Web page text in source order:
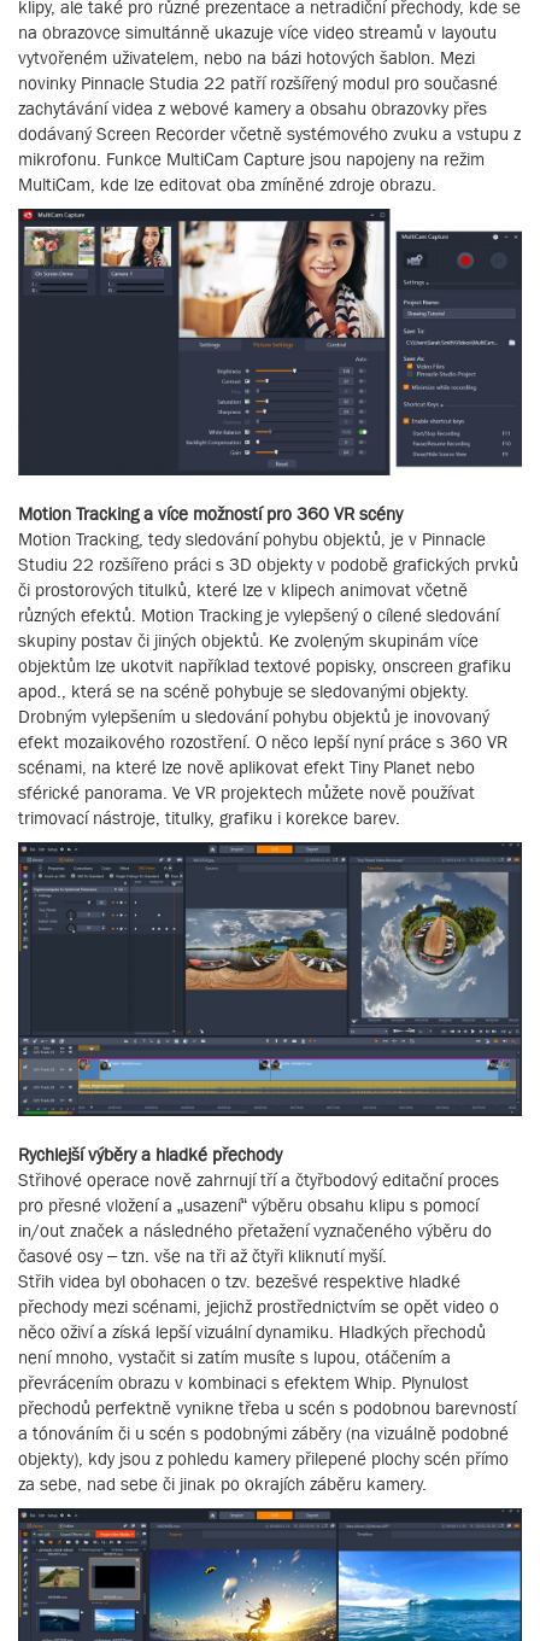
klipy, ale také pro různé prezentace a netradiční přechody, kde se
na obrazovce simultánně ukazuje více video streamů v layoutu
vytvořeném uživatelem, nebo na bázi hotových šablon. Mezi
novinky Pinnacle Studia 22 patří rozšířený modul pro současné
zachytávání videa z webové kamery a obsahu obrazovky přes
dodávaný Screen Recorder včetně systémového zvuku a vstupu z
mikrofonu. Funkce MultiCam Capture jsou napojeny na režim
MultiCam, kde lze editovat oba zmíněné zdroje obrazu.
Motion Tracking a více možností pro 360 VR scény
Motion Tracking, tedy sledování pohybu objektů, je v Pinnacle
Studiu 22 rozšířeno práci s 3D objekty v podobě grafických prvků
či prostorových titulků, které lze v klipech animovat včetně
různých efektů. Motion Tracking je vylepšený o cílené sledování
skupiny postav či jiných objektů. Ke zvoleným skupinám více
objektům lze ukotvit například textové popisky, onscreen grafiku
apod., která se na scéně pohybuje se sledovanými objekty.
Drobným vylepšením u sledování pohybu objektů je inovovaný
efekt mozaikového rozostření. O něco lepší nyní práce s 360 VR
scénami, na které lze nově aplikovat efekt Tiny Planet nebo
sférické panorama. Ve VR projektech můžete nově používat
trimovací nástroje, titulky, grafiku i korekce barev.
Rychlejší výběry a hladké přechody
Střihové operace nově zahrnují tří a čtyřbodový editační proces
pro přesné vložení a „usazení“ výběru obsahu klipu s pomocí
in/out značek a následného přetažení vyznačeného výběru do
časové osy – tzn. vše na tři až čtyři kliknutí myší.
Střih videa byl obohacen o tzv. bezešvé respektive hladké
přechody mezi scénami, jejichž prostřednictvím se opět video o
něco oživí a získá lepší vizuální dynamiku. Hladkých přechodů
není mnoho, vystačit si zatím musíte s lupou, otáčením a
převrácením obrazu v kombinaci s efektem Whip. Plynulost
přechodů perfektně vynikne třeba u scén s podobnou barevností
a tónováním či u scén s podobnými záběry (na vizuálně podobné
objekty), kdy jsou z pohledu kamery přilepené plochy scén přímo
za sebe, nad sebe či jinak po okrajích záběru kamery.